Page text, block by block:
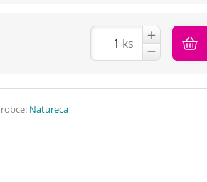
ks
Natureca